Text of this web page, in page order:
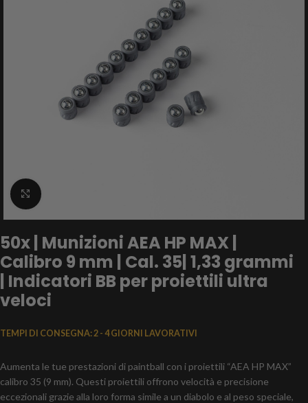
clicca per ingrandire
50x | Munizioni AEA HP MAX |
Calibro 9 mm | Cal. 35| 1,33 grammi
| Indicatori BB per proiettili ultra
veloci
TEMPI DI CONSEGNA:2 - 4 GIORNI LAVORATIVI
Aumenta le tue prestazioni di paintball con i proiettili “AEA HP MAX”
calibro 35 (9 mm). Questi proiettili offrono velocità e precisione
eccezionali grazie alla loro forma simile a un diabolo e al peso speciale,